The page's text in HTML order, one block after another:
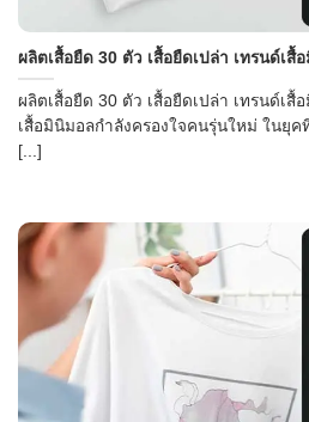
ผลิตเสื้อยืด 30 ตัว เสื้อยืดเปล่า เทรนด์เสื้
ผลิตเสื้อยืด 30 ตัว เสื้อยืดเปล่า เทรนด์เสื้
เสื้อมินิมอลกำลังครองใจคนรุ่นใหม่ ในยุค
[...]